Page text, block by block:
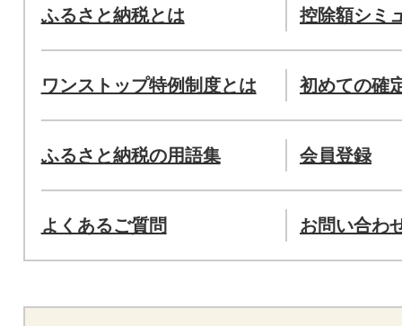
ふるさと納税とは 控除額シミ
ワンストップ特例制度とは 初めての確
ふるさと納税の用語集 会員登録
よくあるご質問 お問い合わ